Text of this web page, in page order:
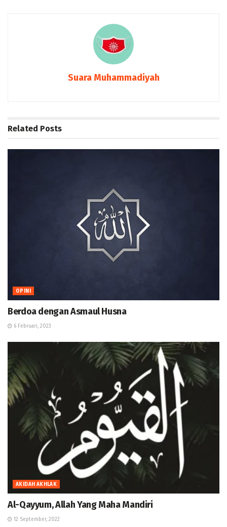
Suara Muhammadiyah
Related Posts
OPINI
Berdoa dengan Asmaul Husna
6 Februari, 2023
AKIDAH AKHLAK
Al-Qayyum, Allah Yang Maha Mandiri
12 September, 2022